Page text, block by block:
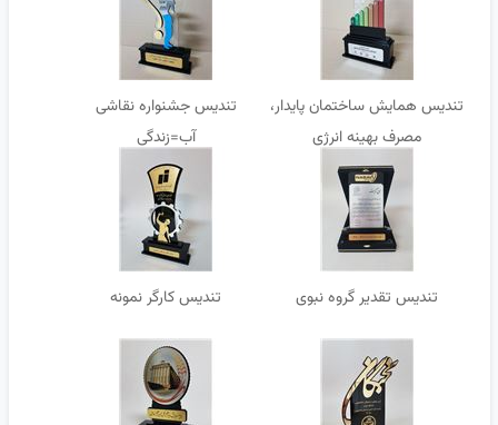
تندیس همایش ساختمان پایدار،
مصرف بهینه انرژی
تندیس جشنواره نقاشی
آب=زندگی
تندیس تقدیر گروه نبوی تندیس کارگر نمونه